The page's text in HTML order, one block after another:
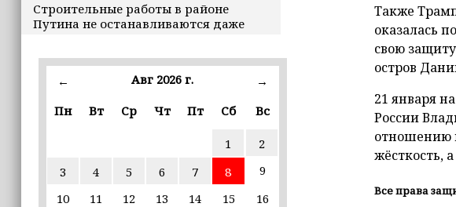
Строительные работы в районе
Путина не останавливаются даже
марта
В пяти школах столицы обновляют
инфраструктуру по госпрограмме
← Авг 2026 г.
→
Пн
Вт Ср Чт Пт Сб Вс
1
2
3
4 5 6 7 8
9
10
11 12 13 14 15
16
Также
оказалась
свою
остров
21 января
России
отношению
жёсткость,
Все права